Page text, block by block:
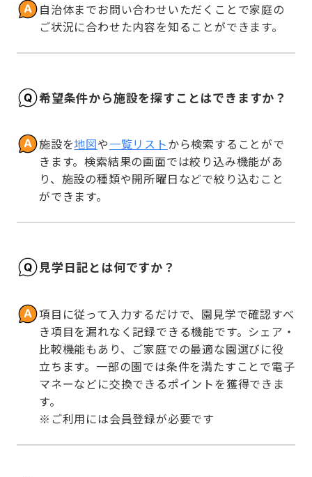
自治体までお問い合わせいただくことで家庭の
ご状況に合わせた内容を知ることができます。
希望条件から施設を探すことはできますか？
施設を地図や一覧リストから検索することがで
きます。検索結果の画面では絞り込み機能があ
り、施設の種類や開所曜日などで絞り込むこと
ができます。
見学日記とは何ですか？
項目に従って入力するだけで、園見学で確認すべ
き項目を漏れなく記録できる機能です。シェア・
比較機能もあり、ご家庭での最適な園選びに役
立ちます。一部の園では条件を満たすことで電子
マネーなどに交換できるポイントを獲得できま
す。
※ご利用には会員登録が必要です